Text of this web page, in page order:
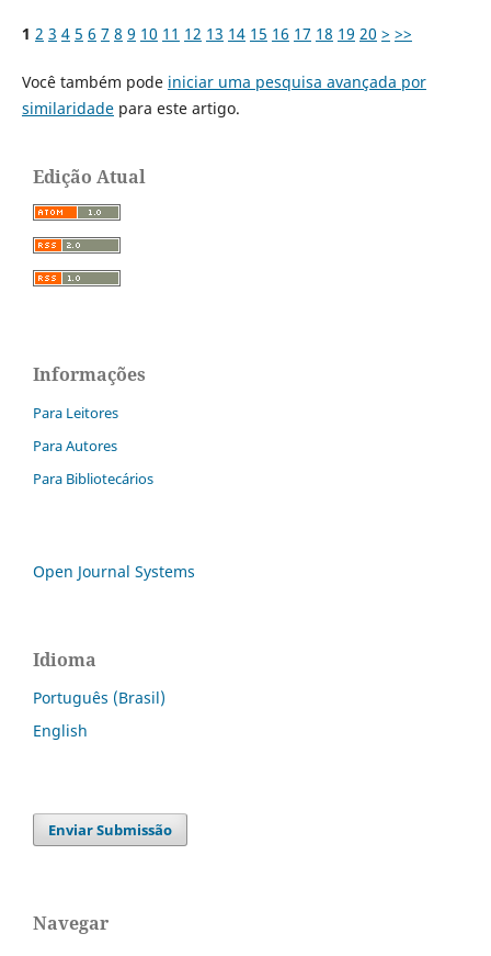
1 2 3 4 5 6 7 8 9 10 11 12 13 14 15 16 17 18 19 20 > >>
Você também pode iniciar uma pesquisa avançada por
similaridadepara este artigo.
Edição Atual
Informações
Para Leitores
Para Autores
Para Bibliotecários
Open Journal Systems
Idioma
Português (Brasil)
English
Enviar Submissão
Navegar